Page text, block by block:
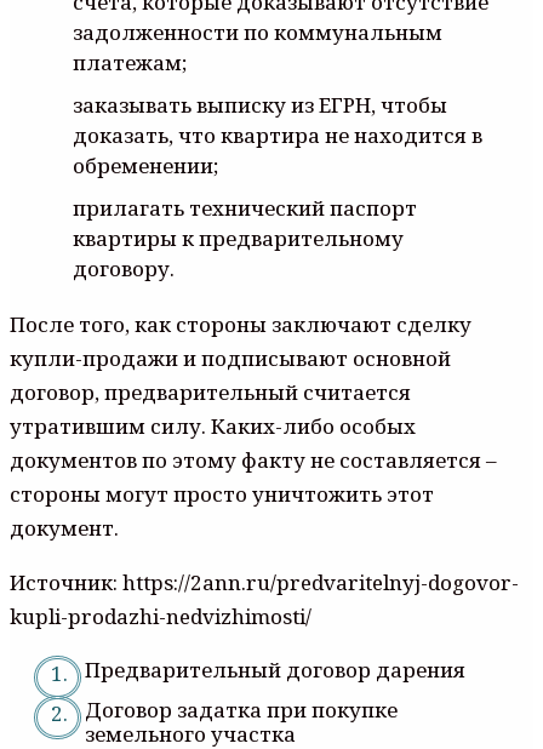
задолженности по коммунальным
платежам;
заказывать выписку из ЕГРН, чтобы
доказать, что квартира не находится в
обременении;
прилагать технический паспорт
квартиры к предварительному
договору.
После того, как стороны заключают сделку
купли-продажи и подписывают основной
договор, предварительный считается
утратившим силу. Каких-либо особых
документов по этому факту не составляется –
стороны могут просто уничтожить этот
документ.
Источник: https://2ann.ru/predvaritelnyj-dogovor-
kupli-prodazhi-nedvizhimosti/
Предварительный договор дарения
Договор задатка при покупке
земельного участка